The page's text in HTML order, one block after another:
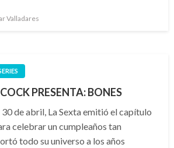
Valladares
PRESENTA: BONES
de abril, La Sexta emitió el capítulo
celebrar un cumpleaños tan
todo su universo a los años